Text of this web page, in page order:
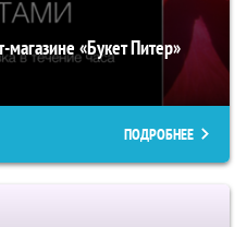
«Букет Питер»
ПОДРОБНЕЕ